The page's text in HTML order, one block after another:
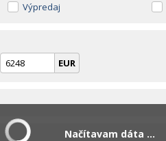
Výpredaj
EUR
Načítavam dáta ...